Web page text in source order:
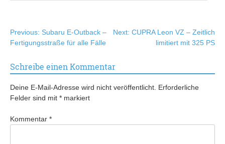
Beitragsnavigation
Previous: Subaru E-Outback –
Fertigungsstraße für alle Fälle
Next: CUPRA Leon VZ – Zeitlich
limitiert mit 325 PS
Schreibe einen Kommentar
Deine E-Mail-Adresse wird nicht veröffentlicht. Erforderliche
Felder sind mit * markiert
Kommentar *